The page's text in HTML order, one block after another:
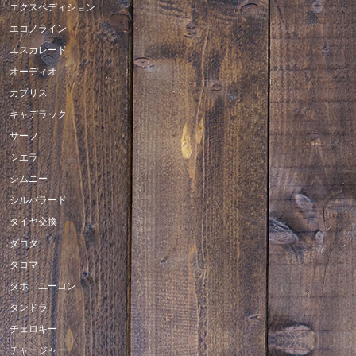
エクスペディション
エコノライン
エスカレード
オーディオ
カプリス
キャデラック
サーフ
シエラ
ジムニー
シルバラード
タイヤ交換
ダコタ
タコマ
タホ ユーコン
タンドラ
チェロキー
チャージャー